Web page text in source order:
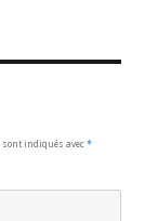
sont indiqués avec*